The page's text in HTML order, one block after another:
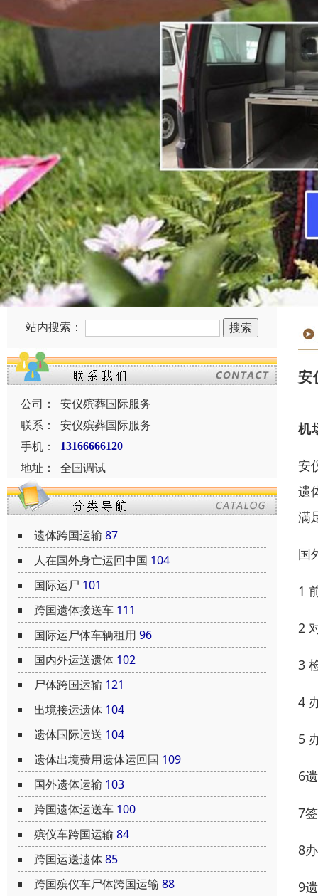
站内搜索：
公司：
安仪殡葬国际服务
联系：
安仪殡葬国际服务
手机：
13166666120
地址： 全国调试
遗体跨国运输 87
人在国外身亡运回中国 104
国际运尸 101
跨国遗体接送车 111
国际运尸体车辆租用 96
国内外运送遗体 102
尸体跨国运输 121
出境接运遗体 104
遗体国际运送 104
遗体出境费用遗体运回国 109
国外遗体运输 103
跨国遗体运送车 100
殡仪车跨国运输 84
跨国运送遗体85
跨国殡仪车尸体跨国运输 88
安
机
安
遗
满
国
1
2
3
4
5
6
7
8
9